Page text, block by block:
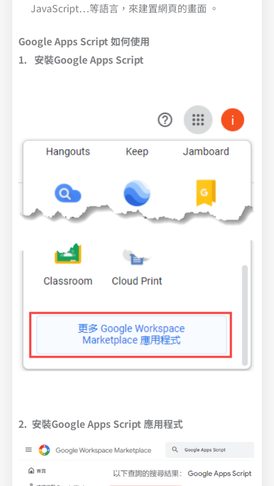
JavaScript…等語言，來建置網頁的畫面 。
Google Apps Script 如何使用
1. 安裝Google Apps Script
2. 安裝Google Apps Script 應用程式